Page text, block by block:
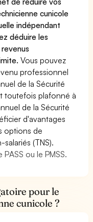
cunicole
indépendant
déduire les
Vous pouvez
professionnel
de la Sécurité
toutefois plafonné à
de la Sécurité
d'avantages
options de
(TNS).
ou le PMSS.
pour le
cunicole ?